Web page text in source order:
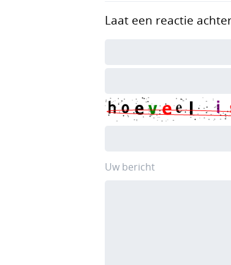
Laat een reactie
Uw bericht